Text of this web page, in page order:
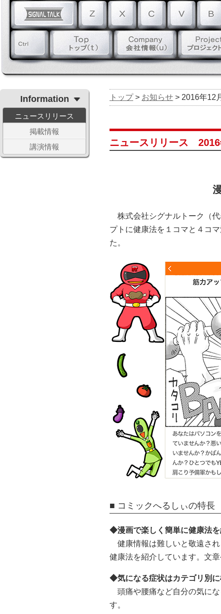
トップ> お知らせ > 2016年12
ニュースリリース 2016
株式会社シグナルトーク（
プトに健康法を１コマと４コ
た。
■ コミックへるしぃの特長
◆漫画で楽しく簡単に健康法
健康情報は難しいと敬遠さ
健康法を紹介しています。文
◆気になる症状はカテゴリ別
頭痛や腰痛など自分の気に
す。
Information
ニュースリリース
掲載情報
講演情報